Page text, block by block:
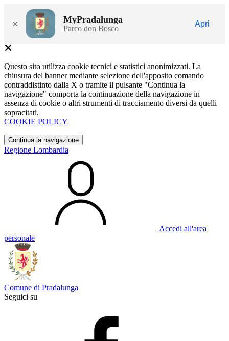
× MyPradalunga
Parco don Bosco
Apri
Questo sito utilizza cookie tecnici e statistici anonimizzati. La
chiusura del banner mediante selezione dell'apposito comando
contraddistinto dalla X o tramite il pulsante "Continua la
navigazione" comporta la continuazione della navigazione in
assenza di cookie o altri strumenti di tracciamento diversi da quelli
sopracitati.
COOKIE POLICY
Continua la navigazione
Regione Lombardia
Accedi all'area
personale
Comune di Pradalunga
Seguici su